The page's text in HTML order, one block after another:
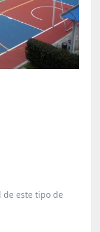
de este tipo de